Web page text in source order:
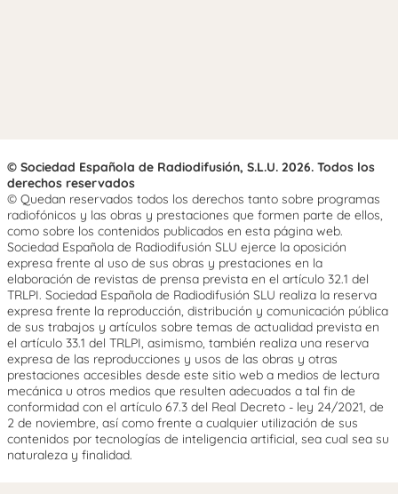
© Sociedad Española de Radiodifusión, S.L.U. 2026. Todos los
derechos reservados
© Quedan reservados todos los derechos tanto sobre programas
radiofónicos y las obras y prestaciones que formen parte de ellos,
como sobre los contenidos publicados en esta página web.
Sociedad Española de Radiodifusión SLU ejerce la oposición
expresa frente al uso de sus obras y prestaciones en la
elaboración de revistas de prensa prevista en el artículo 32.1 del
TRLPI. Sociedad Española de Radiodifusión SLU realiza la reserva
expresa frente la reproducción, distribución y comunicación pública
de sus trabajos y artículos sobre temas de actualidad prevista en
el artículo 33.1 del TRLPI, asimismo, también realiza una reserva
expresa de las reproducciones y usos de las obras y otras
prestaciones accesibles desde este sitio web a medios de lectura
mecánica u otros medios que resulten adecuados a tal fin de
conformidad con el artículo 67.3 del Real Decreto - ley 24/2021, de
2 de noviembre, así como frente a cualquier utilización de sus
contenidos por tecnologías de inteligencia artificial, sea cual sea su
naturaleza y finalidad.